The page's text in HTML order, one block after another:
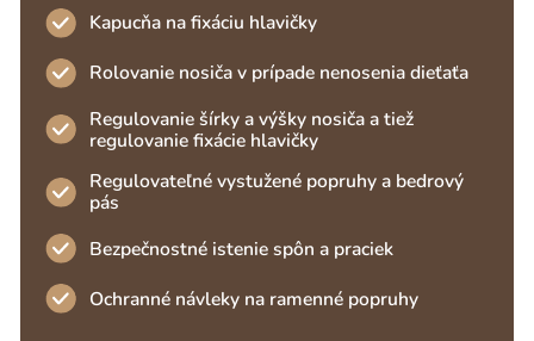
Kapucňa na fixáciu hlavičky
Rolovanie nosiča v prípade nenosenia dieťaťa
Regulovanie šírky a výšky nosiča a tiež
regulovanie fixácie hlavičky
Regulovateľné vystužené popruhy a bedrový
pás
Bezpečnostné istenie spôn a praciek
Ochranné návleky na ramenné popruhy